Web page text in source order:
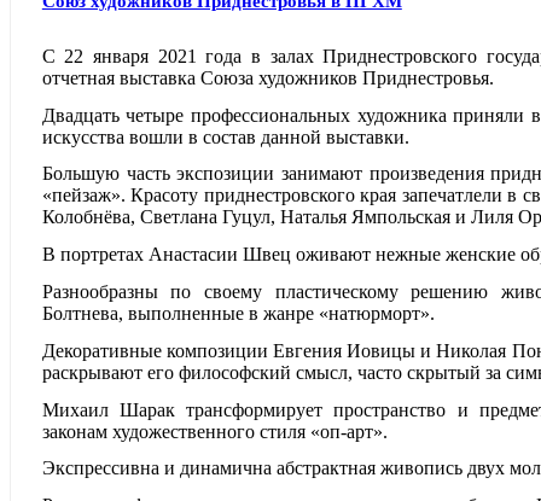
Заслуженный деятель искусств
Заслуженный художник
ОТКРЫТЫЙ МУЗЕЙ
ИСТОРИЯ ОДНОЙ КАРТИНЫ
С 22 января 2021 года в залах Приднестровского
отчетная выставка Союза художников Приднестровья.
Двадцать четыре профессиональных художника приняли
искусства вошли в состав данной выставки.
Большую часть экспозиции занимают произведения
«пейзаж». Красоту приднестровского края запечатлели
Колобнёва, Светлана Гуцул, Наталья Ямпольская и Лиля
В портретах Анастасии Швец оживают нежные женские
Разнообразны по своему пластическому решению
Болтнева, выполненные в жанре «натюрморт».
Декоративные композиции Евгения Иовицы и Николая
раскрывают его философский смысл, часто скрытый за
Михаил Шарак трансформирует пространство и
законам художественного стиля «оп-арт».
Экспрессивна и динамична абстрактная живопись двух